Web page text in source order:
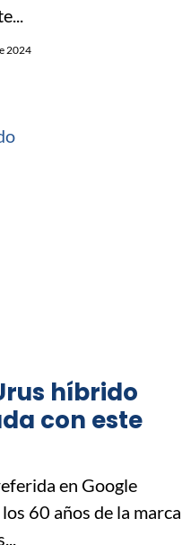
2024
híbrido
con este
en Google
60 años de la marca